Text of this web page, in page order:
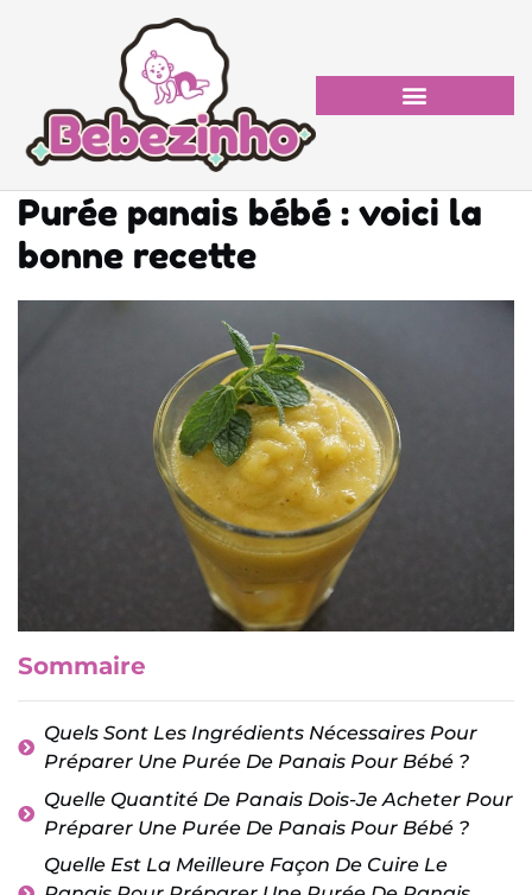
Purée panais bébé : voici la
bonne recette
Sommaire
Quels Sont Les Ingrédients Nécessaires Pour
Préparer Une Purée De Panais Pour Bébé ?
Quelle Quantité De Panais Dois-Je Acheter Pour
Préparer Une Purée De Panais Pour Bébé ?
Quelle Est La Meilleure Façon De Cuire Le